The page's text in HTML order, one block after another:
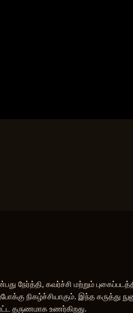
நேர்த்தி, கவர்ச்சி மற்றும்
நிகழ்ச்சியாகும். இந்த
தருணமாக உணர்கிறது.